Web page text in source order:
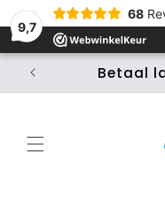
9,7
68
naar de
content
Betaal